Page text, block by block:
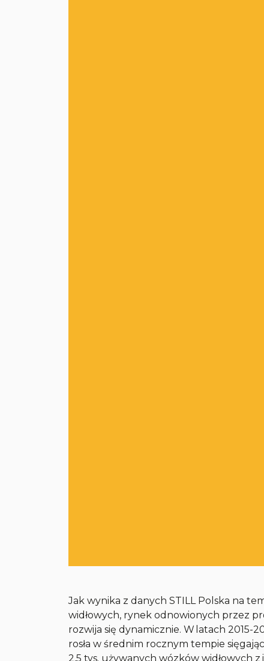
Jak wynika z danych STILL Polska na
widłowych, rynek odnowionych przez
rozwija się dynamicznie. W latach
rosła w średnim rocznym tempie
2,5 tys. używanych wózków widłowych